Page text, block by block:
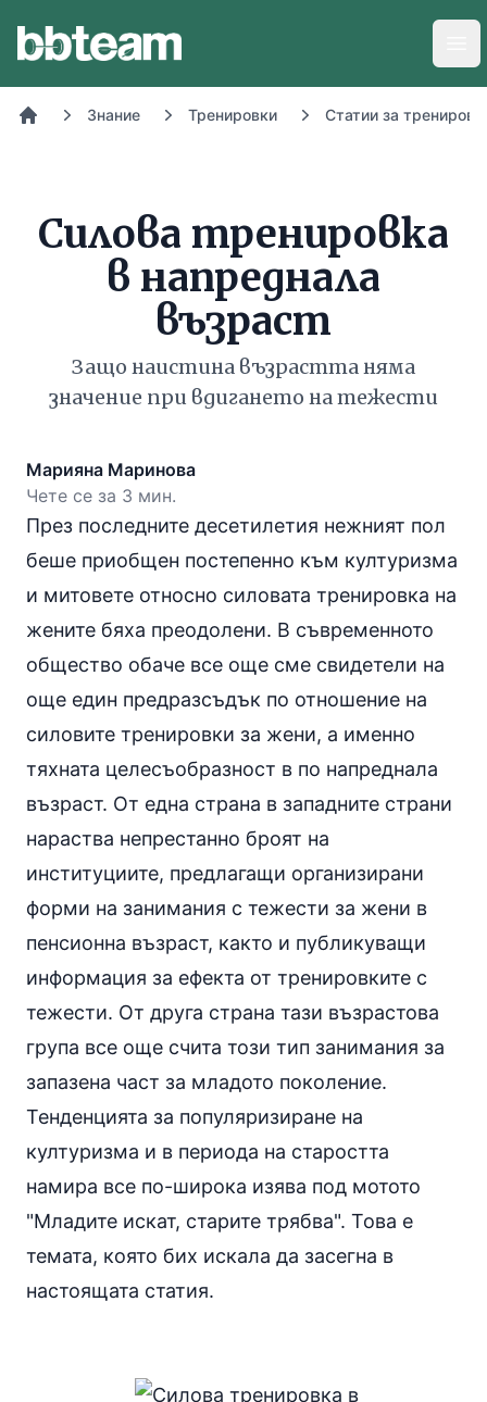
Знание Тренировки Статии за
Силова тренировка
в напреднала
възраст
Защо наистина възрастта няма
значение при вдигането на тежести
Марияна Маринова
Чете се за 3 мин.
През последните десетилетия нежният пол
беше приобщен постепенно към културизма
и митовете относно силовата тренировка на
жените бяха преодолени. В съвременното
общество обаче все още сме свидетели на
още един предразсъдък по отношение на
силовите тренировки за жени, а именно
тяхната целесъобразност в по напреднала
възраст. От една страна в западните страни
нараства непрестанно броят на
институциите, предлагащи организирани
форми на занимания с тежести за жени в
пенсионна възраст, както и публикуващи
информация за ефекта от тренировките с
тежести. От друга страна тази възрастова
група все още счита този тип занимания за
запазена част за младото поколение.
Тенденцията за популяризиране на
културизма и в периода на старостта
намира все по-широка изява под мотото
"Младите искат, старите трябва". Това е
темата, която бих искала да засегна в
настоящата статия.